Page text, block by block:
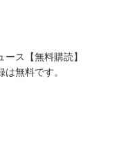
ス【無料購読】
無料です。